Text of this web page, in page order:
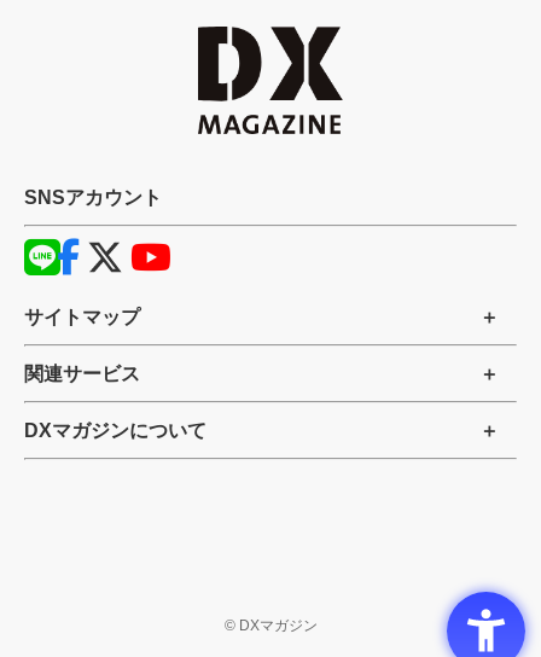
SNSアカウント
サイトマップ
関連サービス
DXマガジンについて
©DXマガジン